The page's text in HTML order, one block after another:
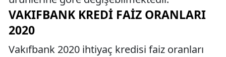
VAKIFBANK KREDI FAIZ ORANLARI
2020
Vakıfbank 2020 ihtiyaç kredisi faiz oranları